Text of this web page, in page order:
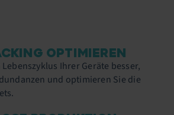
OPTIMIEREN
Ihrer Geräte besser,
und optimieren Sie die